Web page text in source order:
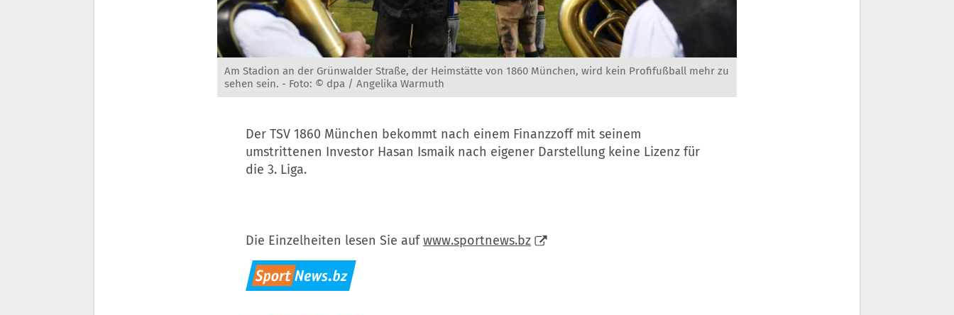
Am Stadion an der Grünwalder Straße, der Heimstätte von 1860 München, wird kein Profifußball mehr zu
sehen sein. - Foto: © dpa / Angelika Warmuth
Der TSV 1860 München bekommt nach einem Finanzzoff mit seinem
umstrittenen Investor Hasan Ismaik nach eigener Darstellung keine Lizenz für
die 3. Liga.
Die Einzelheiten lesen Sie aufwww.sportnews.bz